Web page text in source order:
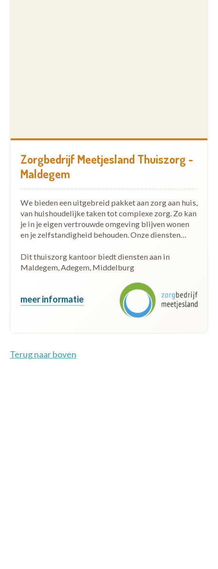
Zorgbedrijf Meetjesland Thuiszorg -
Maldegem
We bieden een uitgebreid pakket aan zorg aan huis,
van huishoudelijke taken tot complexe zorg. Zo kan
je in je eigen vertrouwde omgeving blijven wonen
en je zelfstandigheid behouden. Onze diensten…
Dit thuiszorg kantoor biedt diensten aan in
Maldegem, Adegem, Middelburg
meer informatie
Terug naar boven